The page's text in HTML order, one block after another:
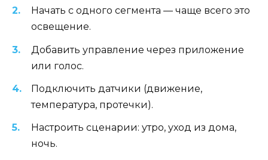
Начать с одного сегмента — чаще всего это
освещение.
Добавить управление через приложение
или голос.
Подключить датчики (движение,
температура, протечки).
Настроить сценарии: утро, уход из дома,
ночь.